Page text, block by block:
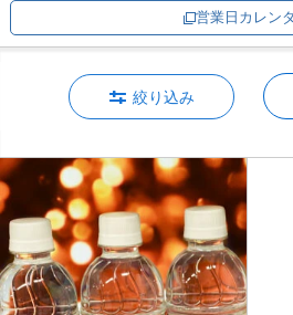
営業日カレン
絞り込み